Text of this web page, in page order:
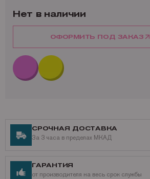
влажности от 5 до 95 %.
совместим с такими моделями устройств как:
HP DesignJet Z6100 HP DesignJet Z6100PS.
Производитель оставляет за собой право
продукта. При заказе Вы можете уточнить
оригинального C9467A у специалиста Mr.image
Разнообразные способы оплаты,подробнее о
Нет в наличии
ОФОРМИТЬ ПОД ЗАКАЗ
СРОЧНАЯ ДОСТАВКА
За 3 часа в пределах МКАД
ГАРАНТИЯ
от производителя на весь срок службы